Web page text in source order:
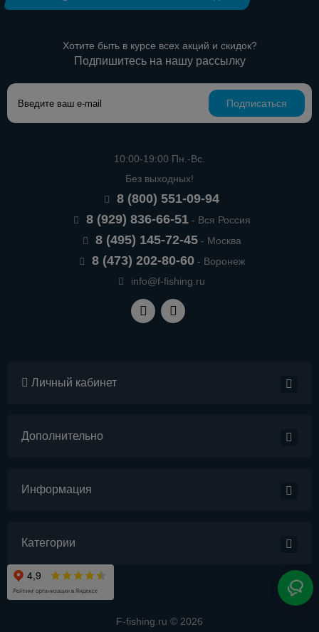
Хотите быть в курсе всех акций и скидок?
Подпишитесь на нашу рассылку
Подписаться
10:00-19:00 Пн.-Вс.
Без выходных!
8 (800) 551-09-94
8 (929) 836-66-51- Вся Россия
8 (495) 145-72-45- Москва
8 (473) 202-80-60- Воронеж
info@f-fishing.ru
Личный кабинет
Дополнительно
Информация
Категории
F-fishing.ru © 2026